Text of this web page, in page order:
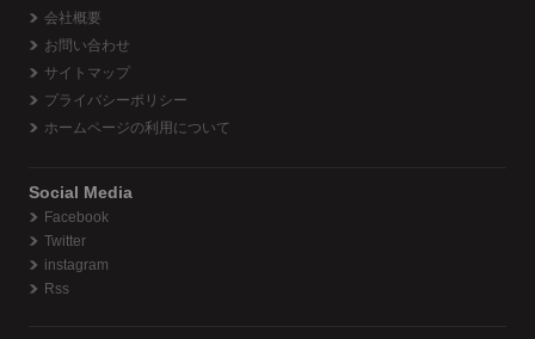
会社概要
お問い合わせ
サイトマップ
プライバシーポリシー
ホームページの利用について
Social Media
Facebook
Twitter
instagram
Rss